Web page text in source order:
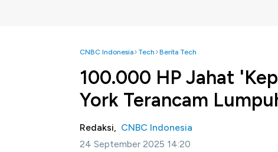
CNBC Indonesia Tech Berita Tech
100.000 HP Jahat
York Terancam
Redaksi, CNBC Indonesia
24 September 2025 14:20